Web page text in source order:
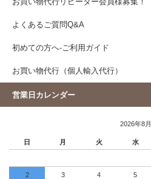
お買い物代行リピーター会員様募集！
よくあるご質問Q&A
初めての方へ-ご利用ガイド
お買い物代行（個人輸入代行）
営業日カレンダー
2026年8月
日 月 火 水
2 3 4 5